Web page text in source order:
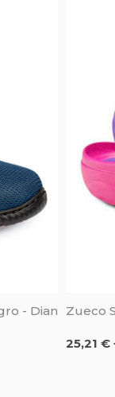
- Dian Zueco
Precio
25,21 €